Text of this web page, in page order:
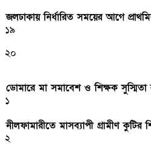
জলঢাকায় নির্ধারিত সময়ের আগে
১৯
২০
ডোমারে মা সমাবেশ ও শিক্ষক সুস্মিতা
১
নীলফামারীতে মাসব্যাপী গ্রামীণ
২